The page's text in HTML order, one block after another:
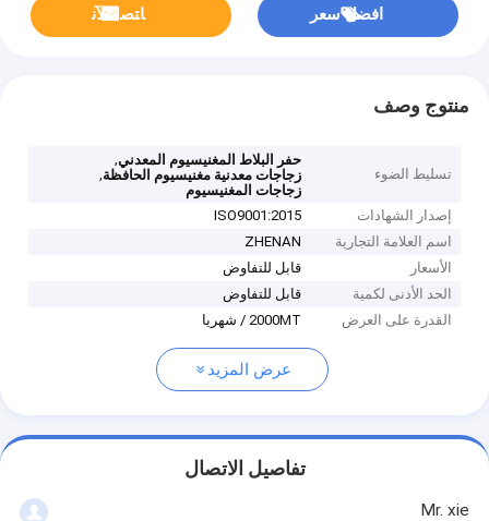
افضل سعر ﺎﺘﺼﻟ ﺍﻶﻧ
منتوج وصف
تسليط الضوء
حفر البلاط المغنيسيوم المعدني,
زجاجات معدنية مغنيسيوم الحافظة,
زجاجات المغنيسيوم
إصدار الشهادات
ISO9001:2015
اسم العلامة التجارية
ZHENAN
الأسعار
قابل للتفاوض
الحد الأدنى لكمية
قابل للتفاوض
القدرة على العرض
2000MT / شهريا
عرض المزيد
تفاصيل الاتصال
Mr. xie